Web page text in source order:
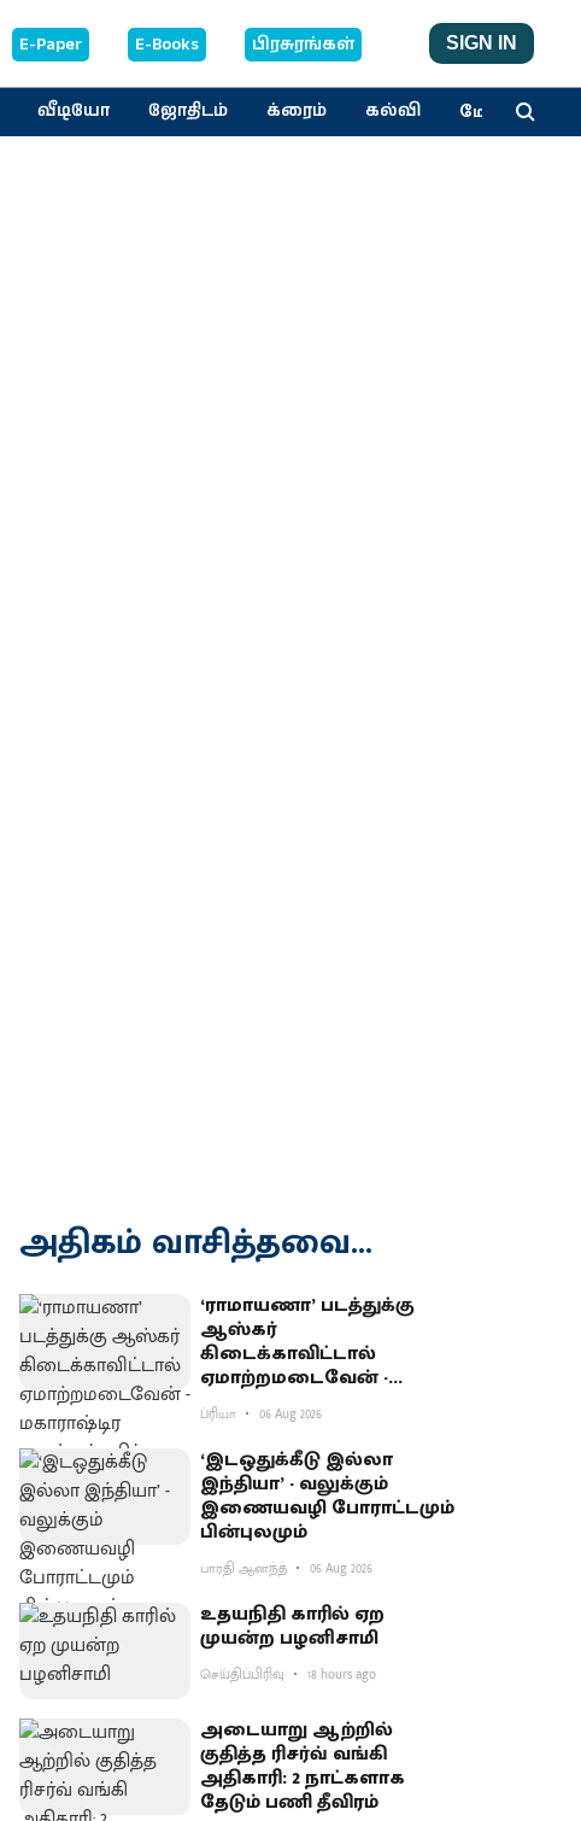
E-Paper E-Books பிரசுரங்கள் SIGN IN
வீடியோ ஜோதிடம் க்ரைம் கல்வி மேலும்
அதிகம் வாசித்தவை...
‘ராமாயணா’ படத்துக்கு
ஆஸ்கர்
கிடைக்காவிட்டால்
ஏமாற்றமடைவேன் -
மகாராஷ்டிர முதல்வர்
பகிர்வு
ப்ரியா 06 Aug 2026
‘இடஒதுக்கீடு இல்லா
இந்தியா’ - வலுக்கும்
இணையவழி போராட்டமும்
பின்புலமும்
பாரதி ஆனந்த் 06 Aug 2026
உதயநிதி காரில் ஏற
முயன்ற பழனிசாமி
செய்திப்பிரிவு 18 hours ago
அடையாறு ஆற்றில்
குதித்த ரிசர்வ் வங்கி
அதிகாரி: 2 நாட்களாக
தேடும் பணி தீவிரம்